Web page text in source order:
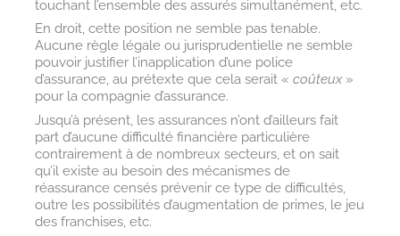
touchant l’ensemble des assurés simultanément, etc.
En droit, cette position ne semble pas tenable.
Aucune règle légale ou jurisprudentielle ne semble
pouvoir justifier l’inapplication d’une police
d’assurance, au prétexte que cela serait « coûteux»
pour la compagnie d’assurance.
Jusqu’à présent, les assurances n’ont d’ailleurs fait
part d’aucune difficulté financière particulière
contrairement à de nombreux secteurs, et on sait
qu’il existe au besoin des mécanismes de
réassurance censés prévenir ce type de difficultés,
outre les possibilités d’augmentation de primes, le jeu
des franchises, etc.